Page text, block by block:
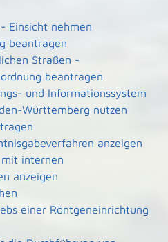
Einsicht nehmen
beantragen
Straßen -
beantragen
und Informationssystem
Württemberg nutzen
anzeigen
internen
anzeigen
einer Röntgeneinrichtung